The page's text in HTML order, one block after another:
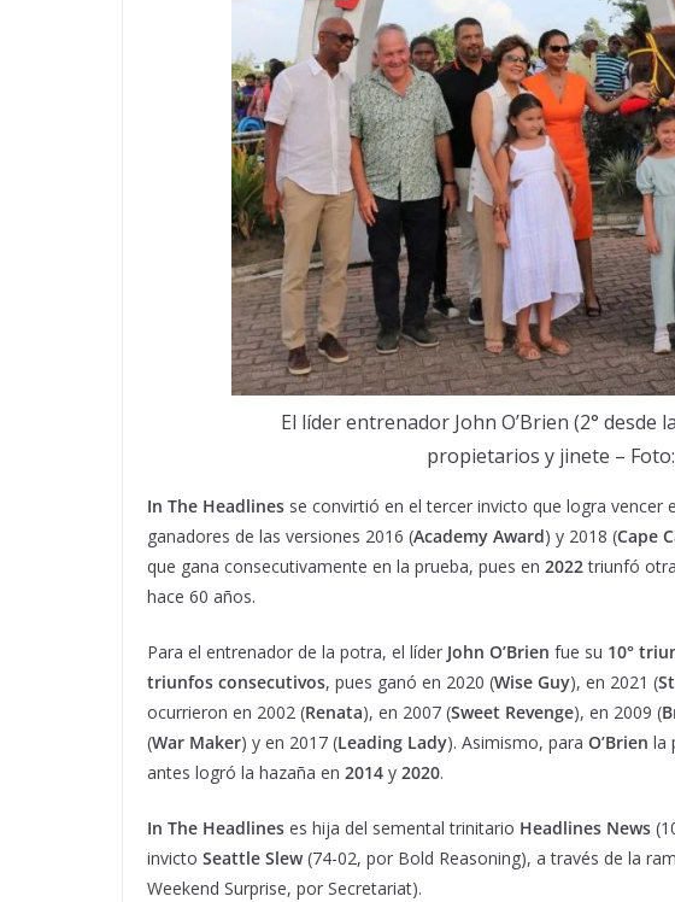
El líder entrenador John O’Brien (2° desde
propietarios y jinete –
In The Headlines se convirtió en el tercer invicto que logra vencer
ganadores de las versiones 2016 (Academy Award) y 2018 (Cape
que gana consecutivamente en la prueba, pues en 2022triunfó
hace 60 años.
Para el entrenador de la potra, el líder John O’Brien fue su 10°
triunfos consecutivos, pues ganó en 2020 (Wise Guy), en 2021 (
ocurrieron en 2002 (Renata), en 2007 (Sweet Revenge), en 2009 (
(War Maker) y en 2017 (Leading Lady). Asimismo, para O’Brien la
antes logró la hazaña en 2014 y 2020.
In The Headlines es hija del semental trinitario Headlines News
invicto Seattle Slew(74-02, por Bold Reasoning), a través de la
Weekend Surprise, por Secretariat).